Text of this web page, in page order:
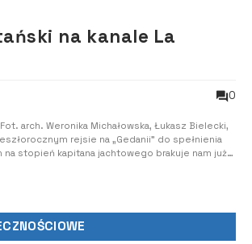
na kanale La
0
arch. Weronika Michałowska, Łukasz Bielecki,
rejsie na „Gedanii” do spełnienia
na stopień kapitana jachtowego brakuje nam już
coroczną wrześniową wyprawę zrobić